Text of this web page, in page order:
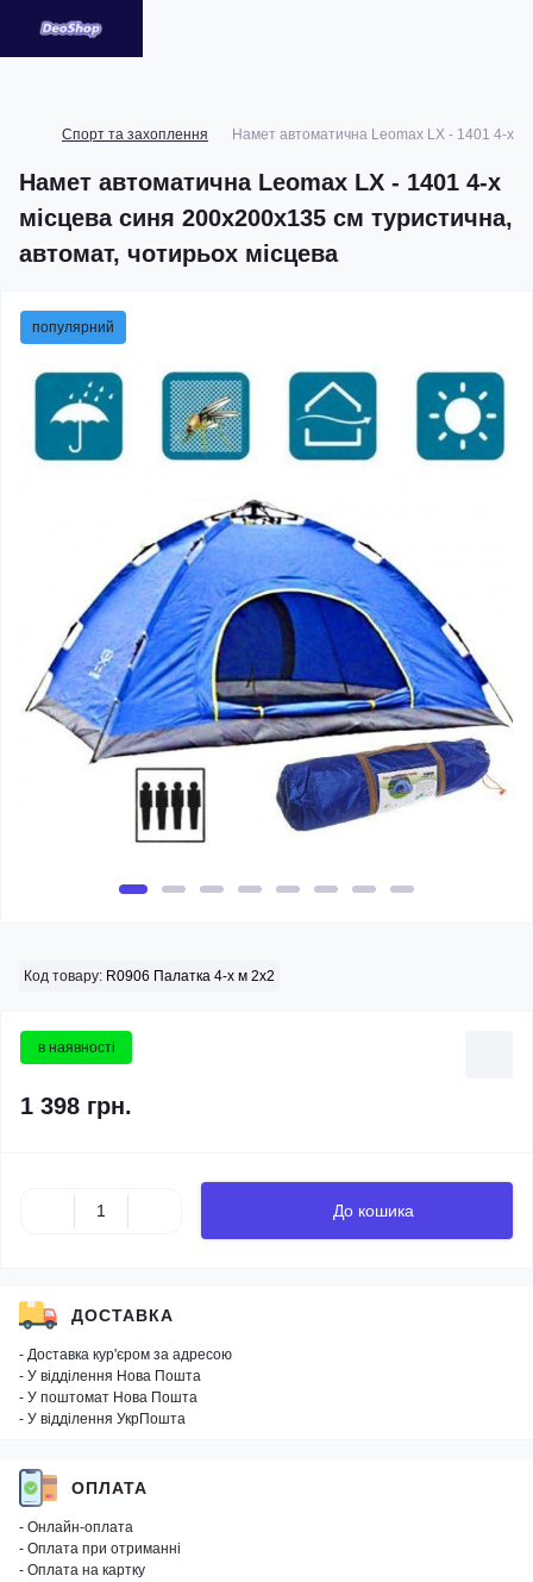
Спорт та захоплення Намет автоматична Leomax LX - 1401 4-х
Намет автоматична Leomax LX - 1401 4-х
місцева синя 200x200x135 см туристична,
автомат, чотирьох місцева
популярний
Код товару: R0906 Палатка 4-х м 2х2
в наявності
1 398 грн.
До кошика
ДОСТАВКА
- Доставка кур'єром за адресою
- У відділення Нова Пошта
- У поштомат Нова Пошта
- У відділення УкрПошта
ОПЛАТА
- Онлайн-оплата
- Оплата при отриманні
- Оплата на картку